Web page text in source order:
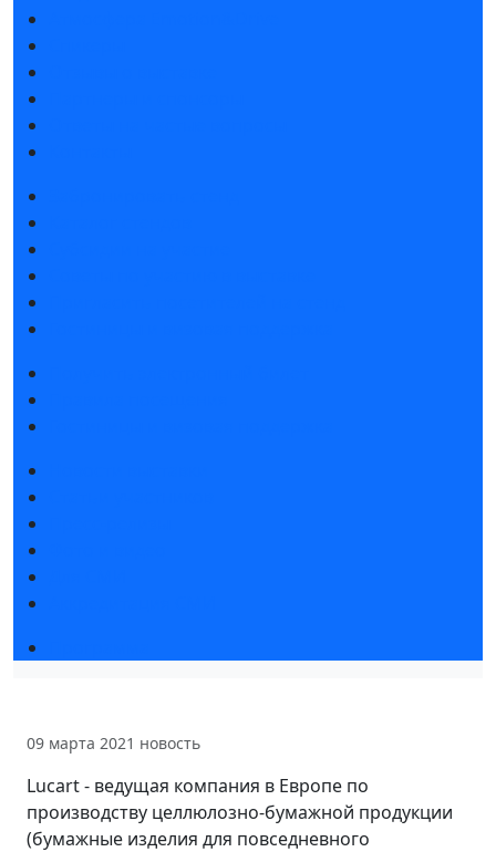
09 марта 2021 новость
Lucart - ведущая компания в Европе по
производству целлюлозно-бумажной продукции
(бумажные изделия для повседневного